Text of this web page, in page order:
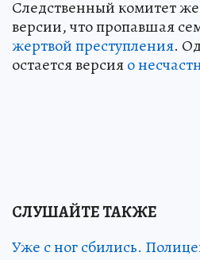
Следственный комитет
версии, что пропавшая
жертвой преступления.
остается версияо
СЛУШАЙТЕ ТАКЖЕ
Уже с ног сбились.